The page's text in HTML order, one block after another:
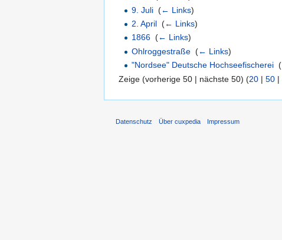
9. Juli (← Links)
2. April (← Links)
1866 (← Links)
Ohlroggestraße (← Links)
"Nordsee" Deutsche Hochseefischerei (
Zeige (vorherige 50 | nächste 50) (20 | 50 |
Datenschutz Über cuxpedia Impressum